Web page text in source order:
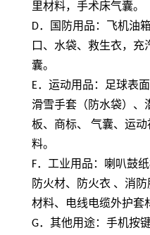
里材料，手术床气囊。
D．国防用品：飞机油
口、水袋、救生衣，充
囊。
E．运动用品：足球表
滑雪手套（防水袋）、
板、商标、 气囊、运
料。
F．工业用品：喇叭鼓
防火材、防火衣 、消
材料、电线电缆外护套
G．其他用途：手机按